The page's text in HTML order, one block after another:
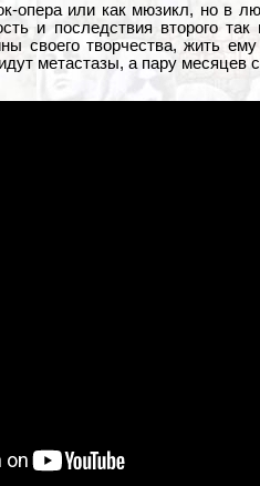
опера или как мюзикл, но в
и последствия второго
своего творчества, жить
метастазы, а пару месяцев